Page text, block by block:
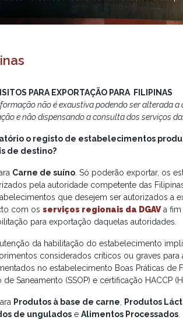
PARA EXPORTAÇÃO PARA FILIPINAS
não é exaustiva podendo ser alterada
e não dispensando a consulta dos serviços
o registo de estabelecimentos
de destino?
Carne de suíno . Só poderão exportar, os
pela autoridade competente das
que desejem ser autorizados a
com os serviços regionais da DGAVa fim
para exportação daquelas autoridades.
da habilitação do estabelecimento
considerados críticos ou graves para
no estabelecimento Boas Práticas de
de Saneamento (SSOP) e certificação HACCP
Produtos à base de carne Produtos
de ungulados e Alimentos Processados